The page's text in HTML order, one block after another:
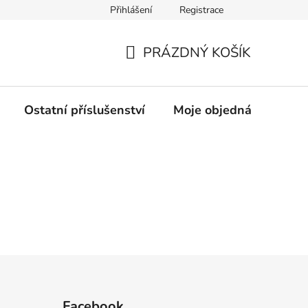
Přihlášení Registrace
KOŠÍK
PRÁZDNÝ KOŠÍK
Ostatní příslušenství Moje objednávka